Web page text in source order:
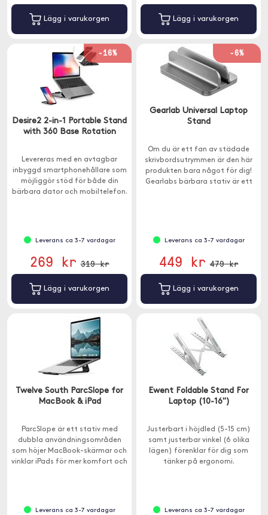
Lägg i varukorgen Lägg i varukorgen
-16%
Desire2 2-in-1 Portable Stand
with 360 Base Rotation
Levereras med en avtagbar
inbyggd smartphonehållare som
möjliggör stöd för både din
bärbara dator och mobiltelefon.
Leverans ca 3-7 vardagar
269 kr 319 kr
Lägg i varukorgen
-6%
Gearlab Universal Laptop
Stand
Om du är ett fan av städade
skrivbordsutrymmen är den här
produkten bara något för dig!
Gearlabs bärbara stativ är ett
Leverans ca 3-7 vardagar
449 kr 479 kr
Lägg i varukorgen
Twelve South ParcSlope for
MacBook & iPad
ParcSlope är ett stativ med
dubbla användningsområden
som höjer MacBook-skärmar och
vinklar iPads för mer komfort och
Leverans ca 3-7 vardagar
Ewent Foldable Stand For
Laptop (10-16")
Justerbart i höjdled (5-15 cm)
samt justerbar vinkel (6 olika
lägen) förenklar för dig som
tänker på ergonomi.
Leverans ca 3-7 vardagar